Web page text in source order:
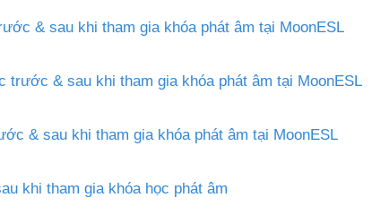
& sau khi tham gia khóa phát âm tại MoonESL
trước & sau khi tham gia khóa phát âm tại MoonESL
& sau khi tham gia khóa phát âm tại MoonESL
khi tham gia khóa học phát âm